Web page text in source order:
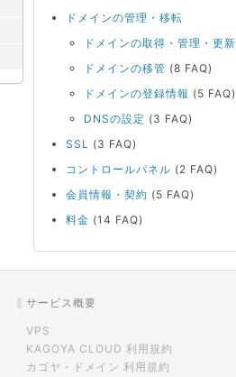
ドメインの管理・移転
ドメインの取得・管理・更新
ドメインの移管 (8 FAQ)
ドメインの登録情報 (5 FAQ)
DNSの設定 (3 FAQ)
SSL (3 FAQ)
コントロールパネル (2 FAQ)
会員情報・契約 (5 FAQ)
料金 (14 FAQ)
サービス概要
VPS
KAGOYA CLOUD 利用規約
カゴヤ・ドメイン 利用規約